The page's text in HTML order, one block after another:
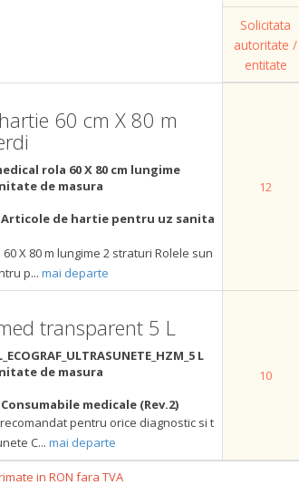
Solicitata
autoritate /
entitate
60 cm X 80 m
rola 60 X 80 cm lungime
de masura
Articole de hartie pentru uz sanita
X 80 m lungime 2 straturi Rolele sun
p... mai departe
12
transparent 5 L
L
de masura
Consumabile medicale (Rev.2)
pentru orice diagnostic si t
C... mai departe
10
in RON fara TVA